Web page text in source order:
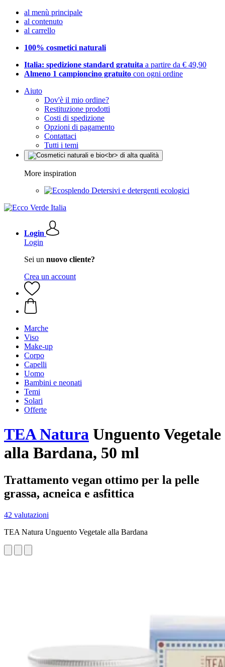
al menù principale
al contenuto
al carrello
100% cosmetici naturali
Italia: spedizione standard gratuita a partire da € 49,90
Almeno 1 campioncino gratuito con ogni ordine
Aiuto
Dov'è il mio ordine?
Restituzione prodotti
Costi di spedizione
Opzioni di pagamento
Contattaci
Tutti i temi
More inspiration
Detersivi e detergenti ecologici
Login
Login
Sei un nuovo cliente?
Crea un account
Marche
Viso
Make-up
Corpo
Capelli
Uomo
Bambini e neonati
Temi
Solari
Offerte
TEA Natura Unguento Vegetale
alla Bardana, 50 ml
Trattamento vegan ottimo per la pelle
grassa, acneica e asfittica
42 valutazioni
TEA Natura Unguento Vegetale alla Bardana